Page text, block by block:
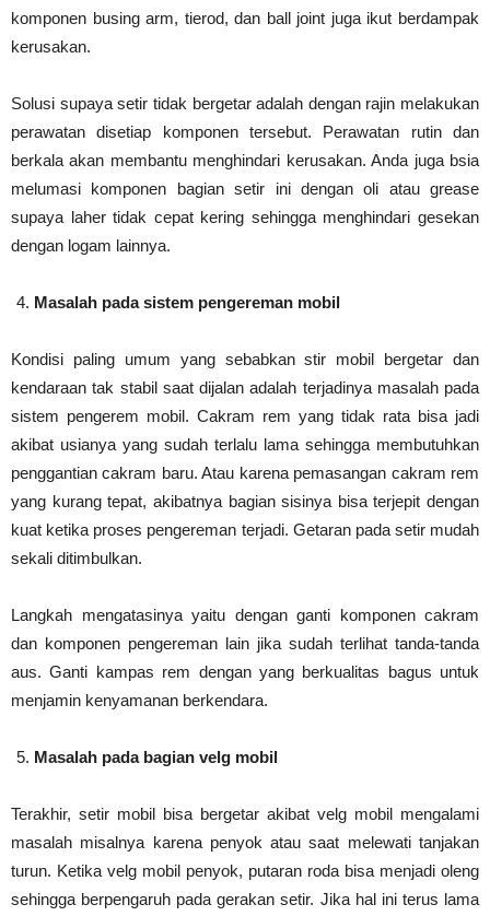
komponen busing arm, tierod, dan ball joint juga ikut berdampak
kerusakan.
Solusi supaya setir tidak bergetar adalah dengan rajin melakukan
perawatan disetiap komponen tersebut. Perawatan rutin dan
berkala akan membantu menghindari kerusakan. Anda juga bsia
melumasi komponen bagian setir ini dengan oli atau grease
supaya laher tidak cepat kering sehingga menghindari gesekan
dengan logam lainnya.
Masalah pada sistem pengereman mobil
Kondisi paling umum yang sebabkan stir mobil bergetar dan
kendaraan tak stabil saat dijalan adalah terjadinya masalah pada
sistem pengerem mobil. Cakram rem yang tidak rata bisa jadi
akibat usianya yang sudah terlalu lama sehingga membutuhkan
penggantian cakram baru. Atau karena pemasangan cakram rem
yang kurang tepat, akibatnya bagian sisinya bisa terjepit dengan
kuat ketika proses pengereman terjadi. Getaran pada setir mudah
sekali ditimbulkan.
Langkah mengatasinya yaitu dengan ganti komponen cakram
dan komponen pengereman lain jika sudah terlihat tanda-tanda
aus. Ganti kampas rem dengan yang berkualitas bagus untuk
menjamin kenyamanan berkendara.
Masalah pada bagian velg mobil
Terakhir, setir mobil bisa bergetar akibat velg mobil mengalami
masalah misalnya karena penyok atau saat melewati tanjakan
turun. Ketika velg mobil penyok, putaran roda bisa menjadi oleng
sehingga berpengaruh pada gerakan setir. Jika hal ini terus lama